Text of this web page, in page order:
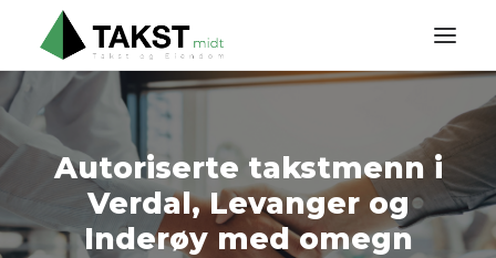
HJEM
OM OSS
TJENESTER
PRISLISTE
Autoriserte takstmenn i
Verdal, Levanger og
Inderøy med omegn